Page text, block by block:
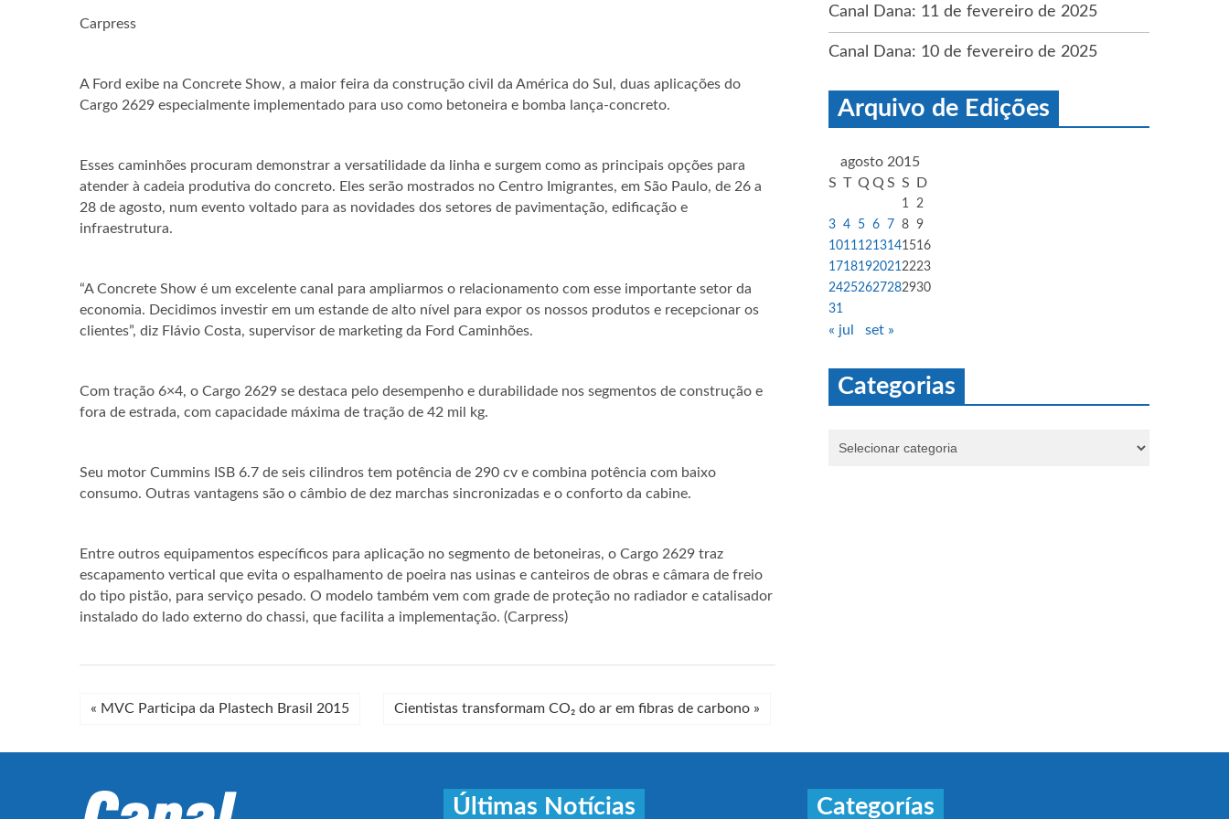
Carpress
A Ford exibe na Concrete Show, a maior feira da construção civil da América do Sul, duas aplicações do
Cargo 2629 especialmente implementado para uso como betoneira e bomba lança-concreto.
Esses caminhões procuram demonstrar a versatilidade da linha e surgem como as principais opções para
atender à cadeia produtiva do concreto. Eles serão mostrados no Centro Imigrantes, em São Paulo, de 26 a
28 de agosto, num evento voltado para as novidades dos setores de pavimentação, edificação e
infraestrutura.
“A Concrete Show é um excelente canal para ampliarmos o relacionamento com esse importante setor da
economia. Decidimos investir em um estande de alto nível para expor os nossos produtos e recepcionar os
clientes”, diz Flávio Costa, supervisor de marketing da Ford Caminhões.
Com tração 6×4, o Cargo 2629 se destaca pelo desempenho e durabilidade nos segmentos de construção e
fora de estrada, com capacidade máxima de tração de 42 mil kg.
Seu motor Cummins ISB 6.7 de seis cilindros tem potência de 290 cv e combina potência com baixo
consumo. Outras vantagens são o câmbio de dez marchas sincronizadas e o conforto da cabine.
Entre outros equipamentos específicos para aplicação no segmento de betoneiras, o Cargo 2629 traz
escapamento vertical que evita o espalhamento de poeira nas usinas e canteiros de obras e câmara de freio
do tipo pistão, para serviço pesado. O modelo também vem com grade de proteção no radiador e catalisador
instalado do lado externo do chassi, que facilita a implementação. (Carpress)
« MVC Participa da Plastech Brasil 2015 Cientistas transformam CO₂ do ar em fibras de carbono »
Canal Dana: 11 de fevereiro de 2025
Canal Dana: 10 de fevereiro de 2025
Arquivo de Edições
agosto 2015
S T Q Q S S D
1
2
3 4 5 6 7 8 9
10111213141516
17181920212223
24252627282930
31
« jul set »
Categorias
Últimas Notícias Categorías